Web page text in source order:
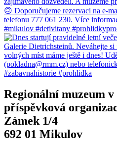
Regionální muzeum
příspěvková
Zámek 1/4
692 01 Mikulov